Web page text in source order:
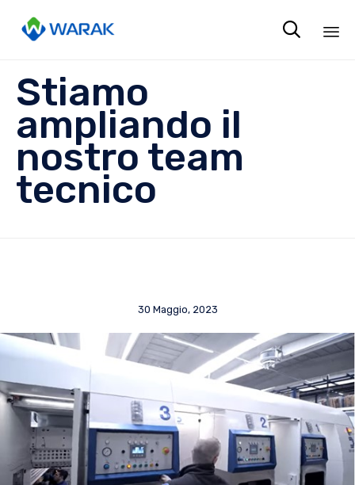

Stiamo
ampliando il
nostro team
tecnico
30 Maggio, 2023